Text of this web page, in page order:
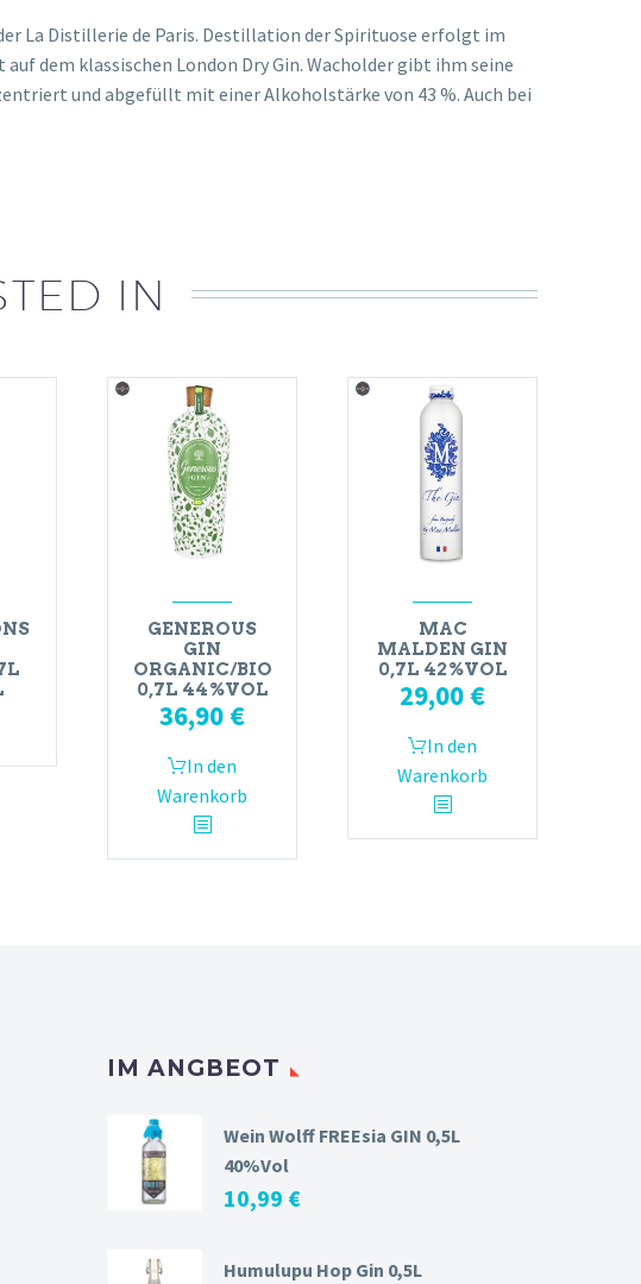
La Distillerie de Paris. Destillation der Spirituose erfolgt im
dem klassischen London Dry Gin. Wacholder gibt ihm seine
und abgefüllt mit einer Alkoholstärke von 43 %. Auch bei
IN
GENEROUS
GIN
ORGANIC/BIO
0,7L 44%VOL
36,90 €
In den
Warenkorb
MAC
MALDEN GIN
0,7L 42%VOL
29,00 €
In den
Warenkorb
IM ANGBEOT
Wein Wolff FREEsia GIN 0,5L
40%Vol
10,99 €
Humulupu Hop Gin 0,5L